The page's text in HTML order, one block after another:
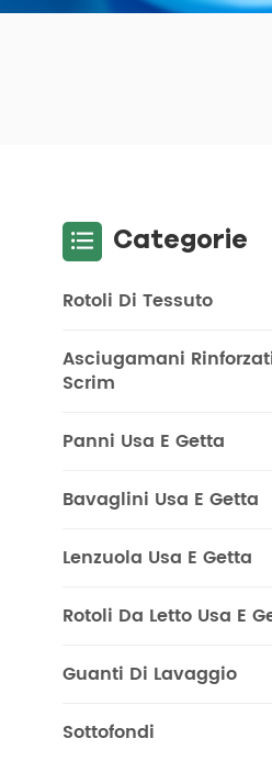
Categorie
Rotoli Di Tessuto
Asciugamani
Scrim
Panni Usa E Getta
Bavaglini Usa E Getta
Lenzuola Usa E Getta
Rotoli Da Letto Usa E
Guanti Di Lavaggio
Sottofondi